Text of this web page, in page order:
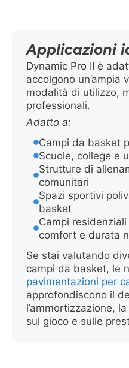
Applicazioni
Dynamic Pro II è
accolgono un’ampia
modalità di utilizzo,
professionali.
Adatto a:
Campi da basket
Scuole, college e
Strutture di
comunitari
Spazi sportivi
basket
Campi
comfort e durata
Se stai valutando
campi da basket, le
pavimentazioni per
approfondiscono il
l’ammortizzazione,
sul gioco e sulle